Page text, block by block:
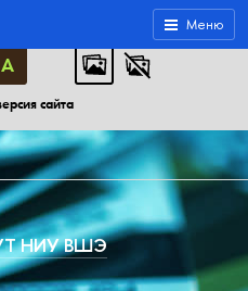
АБB
А
сайта
Меню
НИУ ВШЭ